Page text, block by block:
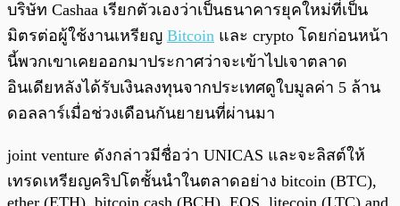
บริษัท Cashaa เรียกตัวเองว่าเป็นธนาคารยุคใหม่ที่เป็น
มิตรต่อผู้ใช้งานเหรียญ Bitcoin และ crypto โดยก่อนหน้า
นี้พวกเขาเคยออกมาประกาศว่าจะเข้าไปเจาตลาด
อินเดียหลังได้รับเงินลงทุนจากประเทศดูใบมูลค่า 5 ล้าน
ดอลลาร์เมื่อช่วงเดือนกันยายนที่ผ่านมา
joint venture ดังกล่าวมีชื่อว่า UNICAS และจะลิสต์ให้
เทรดเหรียญคริปโตชั้นนำในตลาดอย่าง bitcoin (BTC),